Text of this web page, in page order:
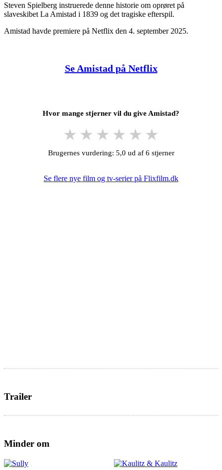
Steven Spielberg instruerede denne historie om oprøret på
slaveskibet La Amistad i 1839 og det tragiske efterspil.
Amistad havde premiere på Netflix den 4. september 2025.
Se Amistad på Netflix
Hvor mange stjerner vil du give Amistad?
★ ★ ★ ★ ★ ★
Brugernes vurdering: 5,0 ud af 6 stjerner
Se flere nye film og tv-serier på Flixfilm.dk
Trailer
Minder om